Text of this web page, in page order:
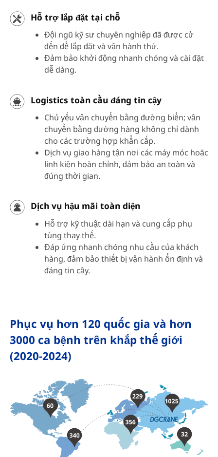
Hỗ trợ lắp đặt tại chỗ
Đội ngũ kỹ sư chuyên nghiệp đã được cử
đến để lắp đặt và vận hành thử.
Đảm bảo khởi động nhanh chóng và cài đặt
dễ dàng.
Logistics toàn cầu đáng tin cậy
Chủ yếu vận chuyển bằng đường biển; vận
chuyển bằng đường hàng không chỉ dành
cho các trường hợp khẩn cấp.
Dịch vụ giao hàng tận nơi các máy móc hoặc
linh kiện hoàn chỉnh, đảm bảo an toàn và
đúng thời gian.
Dịch vụ hậu mãi toàn diện
Hỗ trợ kỹ thuật dài hạn và cung cấp phụ
tùng thay thế.
Đáp ứng nhanh chóng nhu cầu của khách
hàng, đảm bảo thiết bị vận hành ổn định và
đáng tin cậy.
Phục vụ hơn 120 quốc gia và hơn
3000 ca bệnh trên khắp thế giới
(2020-2024)